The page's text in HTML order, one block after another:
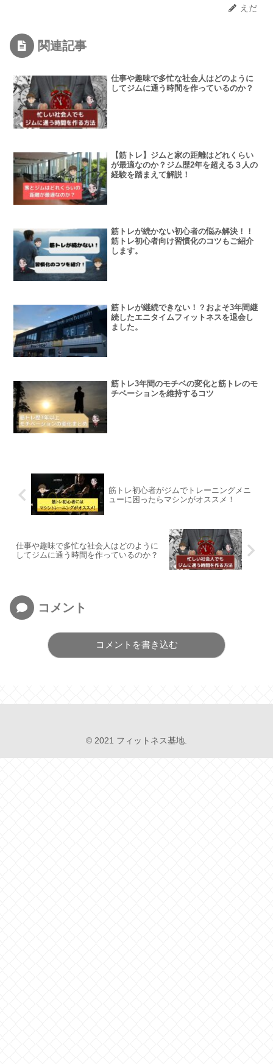
えだ
関連記事
仕事や趣味で多忙な社会人はどのように
してジムに通う時間を作っているのか？
【筋トレ】ジムと家の距離はどれくらい
が最適なのか？ジム歴2年を超える３人の
経験を踏まえて解説！
筋トレが続かない初心者の悩み解決！！
筋トレ初心者向け習慣化のコツもご紹介
します。
筋トレが継続できない！？およそ3年間継
続したエニタイムフィットネスを退会し
ました。
筋トレ3年間のモチベの変化と筋トレのモ
チベーションを維持するコツ
筋トレ初心者がジムでトレーニングメニ
ューに困ったらマシンがオススメ！
仕事や趣味で多忙な社会人はどのように
してジムに通う時間を作っているのか？
コメント
コメントを書き込む
© 2021 フィットネス基地.